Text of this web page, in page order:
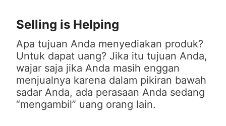
Selling is Helping
Apa tujuan Anda menyediakan produk?
Untuk dapat uang? Jika itu tujuan Anda,
wajar saja jika Anda masih enggan
menjualnya karena dalam pikiran bawah
sadar Anda, ada perasaan Anda sedang
“mengambil” uang orang lain.